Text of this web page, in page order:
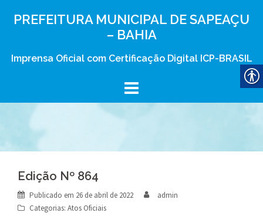
PREFEITURA MUNICIPAL DE SAPEAÇU
– BAHIA
Imprensa Oficial com Certificação Digital ICP-BRASIL
Edição Nº 864
Publicado em 26 de abril de 2022
admin
Categorias: Atos Oficiais